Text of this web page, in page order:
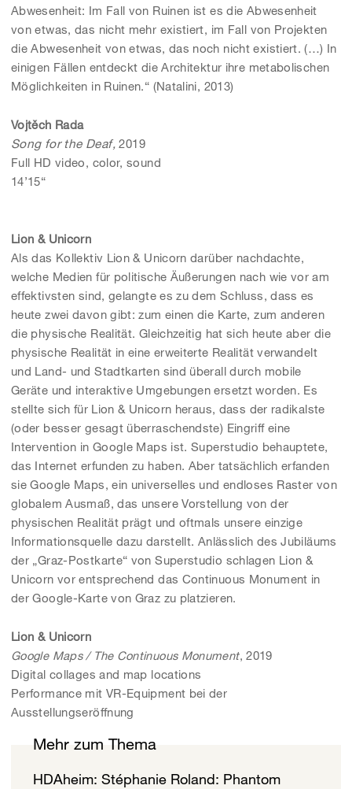
Abwesenheit: Im Fall von Ruinen ist es die Abwesenheit
von etwas, das nicht mehr existiert, im Fall von Projekten
die Abwesenheit von etwas, das noch nicht existiert. (…) In
einigen Fällen entdeckt die Architektur ihre metabolischen
Möglichkeiten in Ruinen.“ (Natalini, 2013)
Vojtěch Rada
Song for the Deaf,2019
Full HD video, color, sound
14’15“
Lion & Unicorn
Als das Kollektiv Lion & Unicorn darüber nachdachte,
welche Medien für politische Äußerungen nach wie vor am
effektivsten sind, gelangte es zu dem Schluss, dass es
heute zwei davon gibt: zum einen die Karte, zum anderen
die physische Realität. Gleichzeitig hat sich heute aber die
physische Realität in eine erweiterte Realität verwandelt
und Land- und Stadtkarten sind überall durch mobile
Geräte und interaktive Umgebungen ersetzt worden. Es
stellte sich für Lion & Unicorn heraus, dass der radikalste
(oder besser gesagt überraschendste) Eingriff eine
Intervention in Google Maps ist. Superstudio behauptete,
das Internet erfunden zu haben. Aber tatsächlich erfanden
sie Google Maps, ein universelles und endloses Raster von
globalem Ausmaß, das unsere Vorstellung von der
physischen Realität prägt und oftmals unsere einzige
Informationsquelle dazu darstellt. Anlässlich des Jubiläums
der „Graz-Postkarte“ von Superstudio schlagen Lion &
Unicorn vor entsprechend das Continuous Monument in
der Google-Karte von Graz zu platzieren.
Lion & Unicorn
Google Maps / The Continuous Monument, 2019
Digital collages and map locations
Performance mit VR-Equipment bei der
Ausstellungseröffnung
Mehr zum Thema
HDAheim: Stéphanie Roland: Phantom